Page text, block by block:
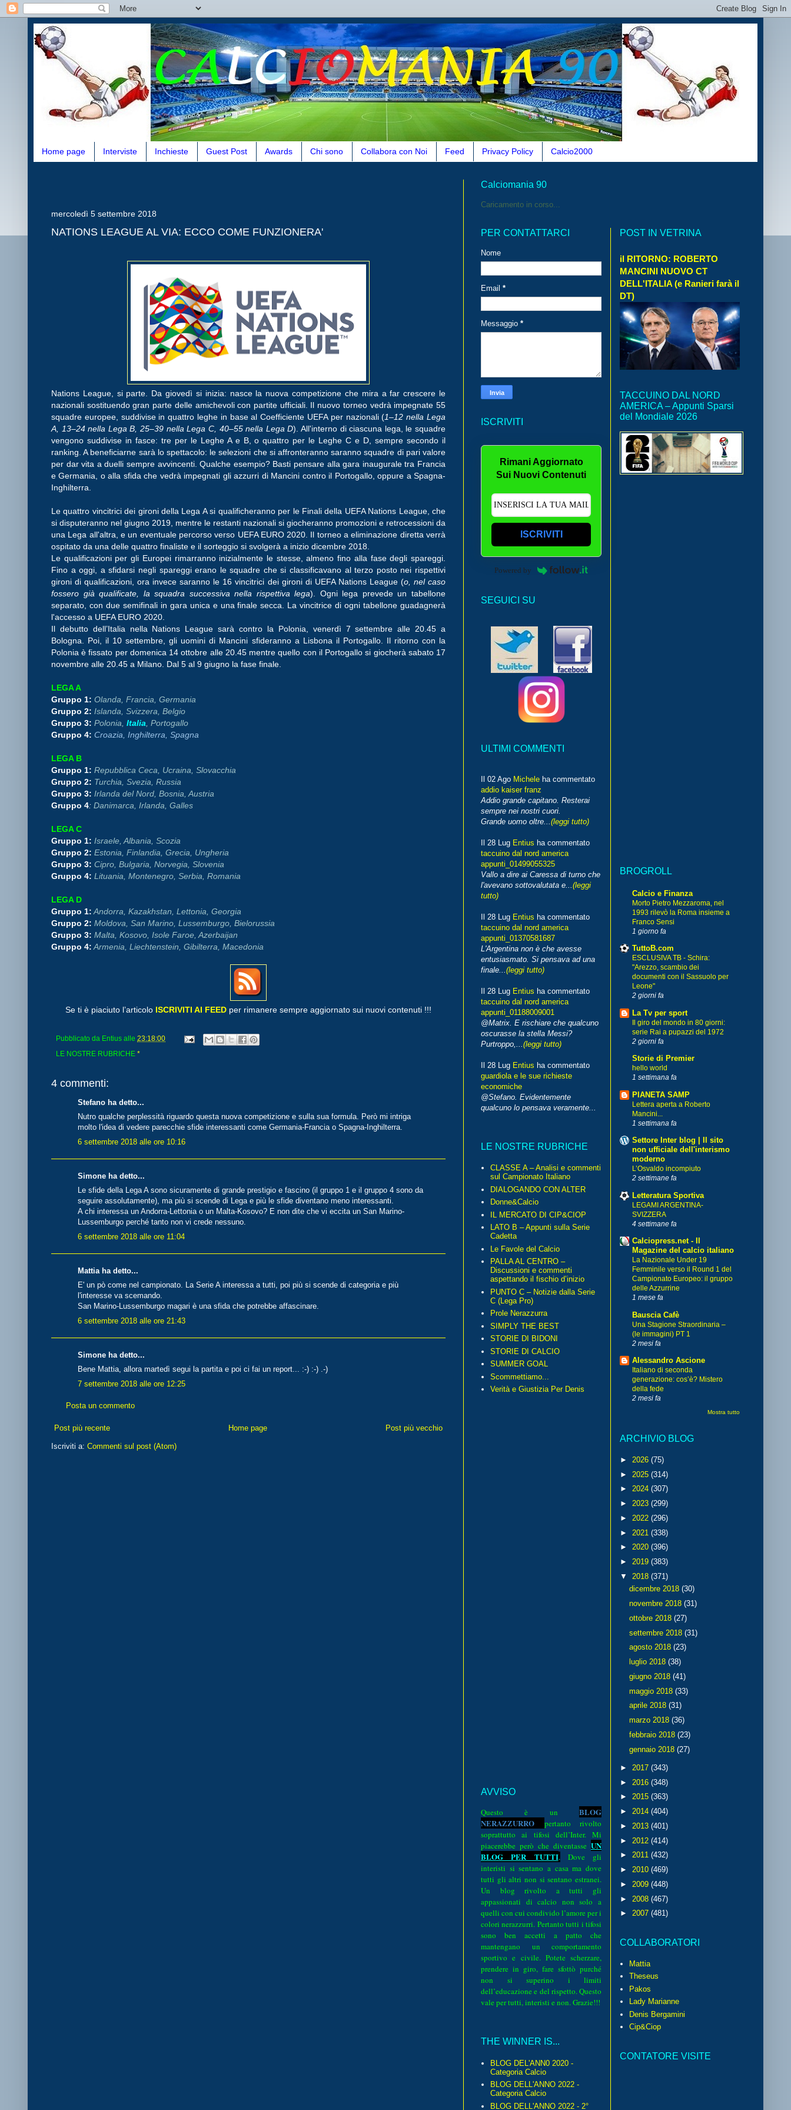
Home page Interviste Inchieste Guest Post Awards Chi sono Collabora con Noi Feed Privacy Policy Calcio2000
mercoledì 5 settembre 2018
NATIONS LEAGUE AL VIA: ECCO COME FUNZIONERA'
Nations League, si parte. Da giovedì si inizia: nasce la nuova competizione che mira a far crescere le
nazionali sostituendo gran parte delle amichevoli con partite ufficiali. Il nuovo torneo vedrà impegnate 55
squadre europee, suddivise in quattro leghe in base al Coefficiente UEFA per nazionali (1–12 nella Lega
A, 13–24 nella Lega B, 25–39 nella Lega C, 40–55 nella Lega D). All'interno di ciascuna lega, le squadre
vengono suddivise in fasce: tre per le Leghe A e B, o quattro per le Leghe C e D, sempre secondo il
ranking. A beneficiarne sarà lo spettacolo: le selezioni che si affronteranno saranno squadre di pari valore
per dar vita a duelli sempre avvincenti. Qualche esempio? Basti pensare alla gara inaugurale tra Francia
e Germania, o alla sfida che vedrà impegnati gli azzurri di Mancini contro il Portogallo, oppure a Spagna-
Inghilterra.
Le quattro vincitrici dei gironi della Lega A si qualificheranno per le Finali della UEFA Nations League, che
si disputeranno nel giugno 2019, mentre le restanti nazionali si giocheranno promozioni e retrocessioni da
una Lega all'altra, e un eventuale percorso verso UEFA EURO 2020. Il torneo a eliminazione diretta verrà
ospitato da una delle quattro finaliste e il sorteggio si svolgerà a inizio dicembre 2018.
Le qualificazioni per gli Europei rimarranno inizialmente le stesse, almeno fino alla fase degli spareggi.
Fino a oggi, a sfidarsi negli spareggi erano le squadre che si classificavano al terzo posto nei rispettivi
gironi di qualificazioni, ora invece saranno le 16 vincitrici dei gironi di UEFA Nations League (o, nel caso
fossero già qualificate, la squadra successiva nella rispettiva lega). Ogni lega prevede un tabellone
separato, con due semifinali in gara unica e una finale secca. La vincitrice di ogni tabellone guadagnerà
l'accesso a UEFA EURO 2020.
Il debutto dell’Italia nella Nations League sarà contro la Polonia, venerdì 7 settembre alle 20.45 a
Bologna. Poi, il 10 settembre, gli uomini di Mancini sfideranno a Lisbona il Portogallo. Il ritorno con la
Polonia è fissato per domenica 14 ottobre alle 20.45 mentre quello con il Portogallo si giocherà sabato 17
novembre alle 20.45 a Milano. Dal 5 al 9 giugno la fase finale.
LEGA A
Gruppo 1: Olanda, Francia, Germania
Gruppo 2: Islanda, Svizzera, Belgio
Gruppo 3: Polonia, Italia , Portogallo
Gruppo 4: Croazia, Inghilterra, Spagna
LEGA B
Gruppo 1: Repubblica Ceca, Ucraina, Slovacchia
Gruppo 2: Turchia, Svezia, Russia
Gruppo 3: Irlanda del Nord, Bosnia, Austria
Gruppo 4: Danimarca, Irlanda, Galles
LEGA C
Gruppo 1: Israele, Albania, Scozia
Gruppo 2: Estonia, Finlandia, Grecia, Ungheria
Gruppo 3: Cipro, Bulgaria, Norvegia, Slovenia
Gruppo 4: Lituania, Montenegro, Serbia, Romania
LEGA D
Gruppo 1: Andorra, Kazakhstan, Lettonia, Georgia
Gruppo 2: Moldova, San Marino, Lussemburgo, Bielorussia
Gruppo 3: Malta, Kosovo, Isole Faroe, Azerbaijan
Gruppo 4: Armenia, Liechtenstein, Gibilterra, Macedonia
Se ti è piaciuto l’articolo ISCRIVITI AI FEED per rimanere sempre aggiornato sui nuovi contenuti !!!
Pubblicato da Entius alle 23:18:00
LE NOSTRE RUBRICHE *
4 commenti:
Stefano ha detto...
Nutro qualche perplessità riguardo questa nuova competizione e sulla sua formula. Però mi intriga
molto l'idea di vedere parecchie sfide interessanti come Germania-Francia o Spagna-Inghilterra.
6 settembre 2018 alle ore 10:16
Simone ha detto...
Le sfide della Lega A sono sicuramente di grande prestigio e fascino (il gruppo 1 e il gruppo 4 sono da
seguire assolutamente), ma più si scende di Lega e più le sfide diventano meno interessanti.
A chi interessa un Andorra-Lettonia o un Malta-Kosovo? E non dite che vi eccita un San Marino-
Lussemburgo perché tanto non vi crede nessuno.
6 settembre 2018 alle ore 11:04
Mattia ha detto...
E' un pò come nel campionato. La Serie A interessa a tutti, poi più si scende di categoria e più
l'interesse va scemando.
San Marino-Lussemburgo magari è una sfida che potrebbe affascinare.
6 settembre 2018 alle ore 21:43
Simone ha detto...
Bene Mattia, allora martedì segui la partita e poi ci fai un report... :-) :-) .-)
7 settembre 2018 alle ore 12:25
Posta un commento
Post più recente Post più vecchio
Home page
Iscriviti a: Commenti sul post (Atom)
Calciomania 90
Caricamento in corso...
PER CONTATTARCI
Nome
Email *
Messaggio *
ISCRIVITI
Rimani Aggiornato
Sui Nuovi Contenuti
ISCRIVITI
Powered by
SEGUICI SU
ULTIMI COMMENTI
Il 02 Ago Michele ha commentato
addio kaiser franz
Addio grande capitano. Resterai
sempre nei nostri cuori.
Grande uomo oltre... (leggi tutto)
Il 28 Lug Entius ha commentato
taccuino dal nord america
appunti_01499055325
Vallo a dire ai Caressa di turno che
l'avevano sottovalutata e... (leggi
tutto)
Il 28 Lug Entius ha commentato
taccuino dal nord america
appunti_01370581687
L'Argentina non è che avesse
entusiasmato. Si pensava ad una
finale... (leggi tutto)
Il 28 Lug Entius ha commentato
taccuino dal nord america
appunti_01188009001
@Matrix. E rischiare che qualcuno
oscurasse la stella Messi?
Purtroppo,... (leggi tutto)
Il 28 Lug Entius ha commentato
guardiola e le sue richieste
economiche
@Stefano. Evidentemente
qualcuno lo pensava veramente...
LE NOSTRE RUBRICHE
CLASSE A – Analisi e commenti
sul Campionato Italiano
DIALOGANDO CON ALTER
Donne&Calcio
IL MERCATO DI CIP&CIOP
LATO B – Appunti sulla Serie
Cadetta
Le Favole del Calcio
PALLA AL CENTRO –
Discussioni e commenti
aspettando il fischio d’inizio
PUNTO C – Notizie dalla Serie
C (Lega Pro)
Prole Nerazzurra
SIMPLY THE BEST
STORIE DI BIDONI
STORIE DI CALCIO
SUMMER GOAL
Scommettiamo...
Verità e Giustizia Per Denis
AVVISO
Questo è un BLOG
NERAZZURRO pertanto rivolto
soprattutto ai tifosi dell’Inter. Mi
piacerebbe però che diventasse UN
BLOG PER TUTTI.
Dove gli
interisti si sentano a casa ma dove
tutti gli altri non si sentano estranei.
Un blog rivolto a tutti gli
appassionati di calcio non solo a
quelli con cui condivido l’amore per i
colori nerazzurri. Pertanto tutti i tifosi
sono ben accetti a patto che
mantengano un comportamento
sportivo e civile. Potete scherzare,
prendere in giro, fare sfottò purché
non si superino i limiti
dell’educazione e del rispetto. Questo
vale per tutti, interisti e non. Grazie!!!
THE WINNER IS...
BLOG DEL'ANN0 2020 -
Categoria Calcio
BLOG DELL'ANNO 2022 -
Categoria Calcio
BLOG DELL'ANNO 2022 - 2°
POST IN VETRINA
il RITORNO: ROBERTO
MANCINI NUOVO CT
DELL'ITALIA (e Ranieri farà il
DT)
TACCUINO DAL NORD
AMERICA – Appunti Sparsi
del Mondiale 2026
BROGROLL
Calcio e Finanza
Morto Pietro Mezzaroma, nel
1993 rilevò la Roma insieme a
Franco Sensi
1 giorno fa
TuttoB.com
ESCLUSIVA TB - Schira:
"Arezzo, scambio dei
documenti con il Sassuolo per
Leone"
2 giorni fa
La Tv per sport
Il giro del mondo in 80 giorni:
serie Rai a pupazzi del 1972
2 giorni fa
Storie di Premier
hello world
1 settimana fa
PIANETA SAMP
Lettera aperta a Roberto
Mancini...
1 settimana fa
Settore Inter blog | Il sito
non ufficiale dell'interismo
moderno
L’Osvaldo incompiuto
2 settimane fa
Letteratura Sportiva
LEGAMI ARGENTINA-
SVIZZERA
4 settimane fa
Calciopress.net - Il
Magazine del calcio italiano
La Nazionale Under 19
Femminile verso il Round 1 del
Campionato Europeo: il gruppo
delle Azzurrine
1 mese fa
Bauscia Cafè
Una Stagione Straordinaria –
(le immagini) PT 1
2 mesi fa
Alessandro Ascione
Italiano di seconda
generazione: cos’è? Mistero
della fede
2 mesi fa
Mostra tutto
ARCHIVIO BLOG
► 2026 (75)
► 2025 (314)
► 2024 (307)
► 2023 (299)
► 2022 (296)
► 2021 (338)
► 2020 (396)
► 2019 (383)
▼ 2018 (371)
dicembre 2018 (30)
novembre 2018 (31)
ottobre 2018 (27)
settembre 2018 (31)
agosto 2018 (23)
luglio 2018 (38)
giugno 2018 (41)
maggio 2018 (33)
aprile 2018 (31)
marzo 2018 (36)
febbraio 2018 (23)
gennaio 2018 (27)
► 2017 (343)
► 2016 (348)
► 2015 (363)
► 2014 (404)
► 2013 (401)
► 2012 (414)
► 2011 (432)
► 2010 (469)
► 2009 (448)
► 2008 (467)
► 2007 (481)
COLLABORATORI
Mattia
Theseus
Pakos
Lady Marianne
Denis Bergamini
Cip&Ciop
CONTATORE VISITE